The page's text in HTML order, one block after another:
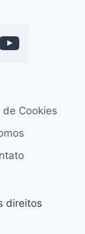
de Cookies
direitos